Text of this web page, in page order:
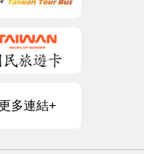
多連結+